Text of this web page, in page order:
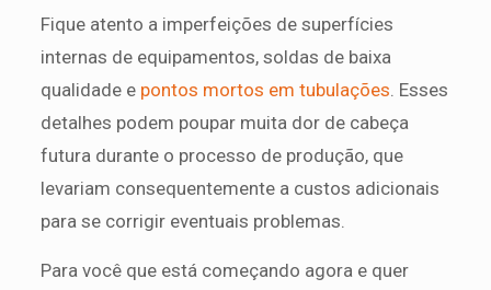
Fique atento a imperfeições de superfícies
internas de equipamentos, soldas de baixa
qualidade e pontos mortos em tubulações . Esses
detalhes podem poupar muita dor de cabeça
futura durante o processo de produção, que
levariam consequentemente a custos adicionais
para se corrigir eventuais problemas.
Para você que está começando agora e quer